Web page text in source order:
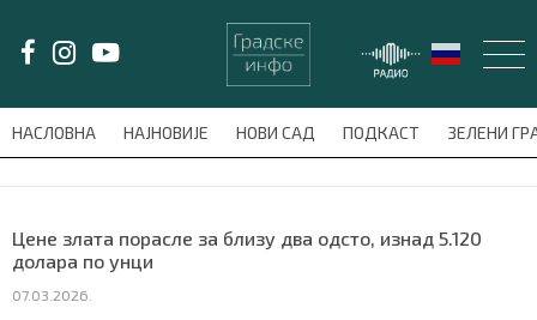
НАСЛОВНА НАЈНОВИЈЕ НОВИ САД ПОДКАСТ ЗЕЛЕНИ
meni'); $this_item = current( wp_filter_object_list(
Цене злата порасле за близу два одсто, изнад 5.120
долара по унци
07.03.2026.
LAT/ЋИР
НАЈНОВИЈЕ